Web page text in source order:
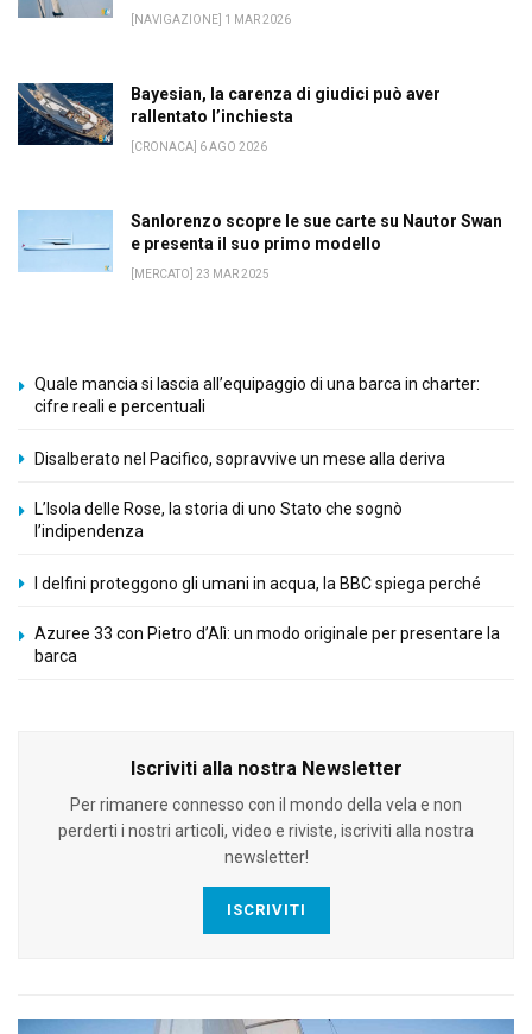
[NAVIGAZIONE] 1 MAR 2026
Bayesian, la carenza di giudici può aver
rallentato l’inchiesta
[CRONACA] 6 AGO 2026
Sanlorenzo scopre le sue carte su Nautor Swan
e presenta il suo primo modello
[MERCATO] 23 MAR 2025
Quale mancia si lascia all’equipaggio di una barca in charter:
cifre reali e percentuali
Disalberato nel Pacifico, sopravvive un mese alla deriva
L’Isola delle Rose, la storia di uno Stato che sognò
l’indipendenza
I delfini proteggono gli umani in acqua, la BBC spiega perché
Azuree 33 con Pietro d’Alì: un modo originale per presentare la
barca
Iscriviti alla nostra Newsletter
Per rimanere connesso con il mondo della vela e non
perderti i nostri articoli, video e riviste, iscriviti alla nostra
newsletter!
ISCRIVITI